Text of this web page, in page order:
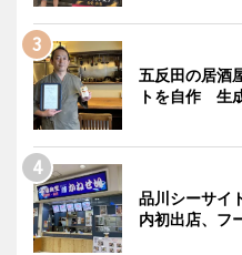
五反田の居酒
トを自作 生
品川シーサイ
内初出店、フ